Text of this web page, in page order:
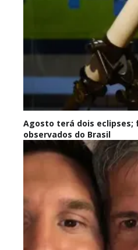
Agosto terá dois eclipses;
observados do Brasil